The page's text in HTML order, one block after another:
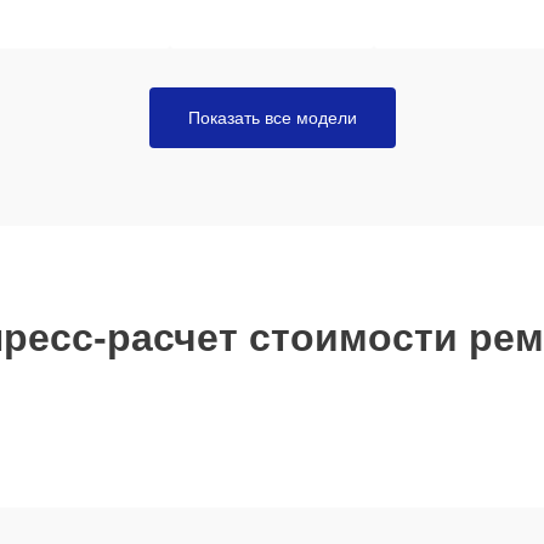
Показать все модели
расчет стоимости